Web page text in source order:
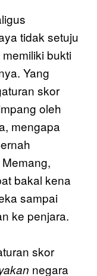
tidak setuju
bukti
Yang
skor
oleh
mengapa
bakal kena
sampai
ke penjara.
skor
negara